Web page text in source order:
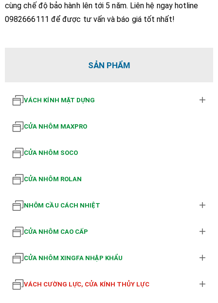
cùng chế độ bảo hành lên tới 5 năm. Liên hệ ngay hotline
0982666111 để được tư vấn và báo giá tốt nhất!
SẢN PHẨM
VÁCH KÍNH MẶT DỰNG
CỬA NHÔM MAXPRO
CỬA NHÔM SOCO
CỬA NHÔM ROLAN
NHÔM CẦU CÁCH NHIỆT
CỬA NHÔM CAO CẤP
CỬA NHÔM XINGFA NHẬP KHẨU
VÁCH CƯỜNG LỰC, CỬA KÍNH THỦY LỰC